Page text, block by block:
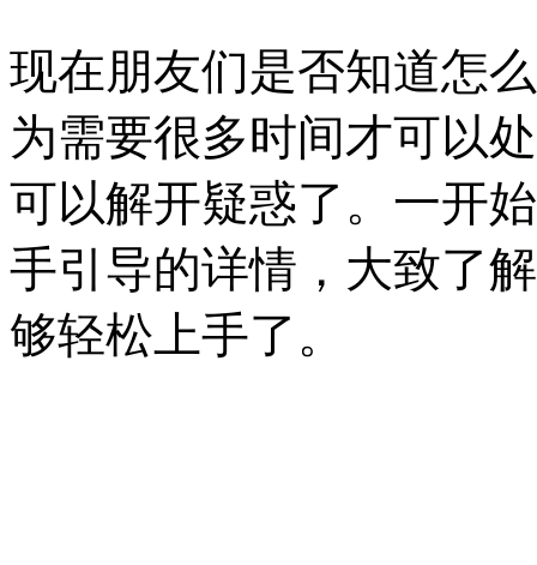
现在朋友们是否知道怎
为需要很多时间才可以
可以解开疑惑了。一开
手引导的详情，大致了
够轻松上手了。